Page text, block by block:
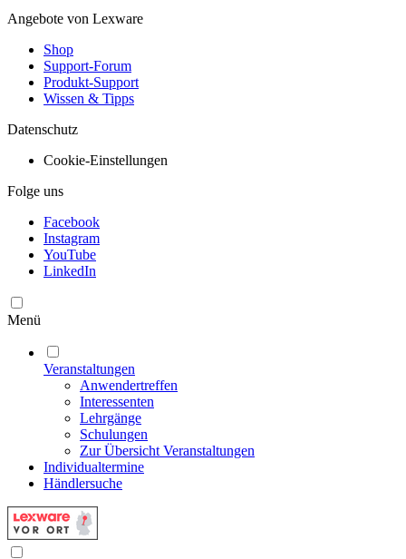
Angebote von Lexware
Shop
Support-Forum
Produkt-Support
Wissen & Tipps
Datenschutz
Cookie-Einstellungen
Folge uns
Facebook
Instagram
YouTube
LinkedIn
Menü
Veranstaltungen
Anwendertreffen
Interessenten
Lehrgänge
Schulungen
Zur Übersicht Veranstaltungen
Individualtermine
Händlersuche